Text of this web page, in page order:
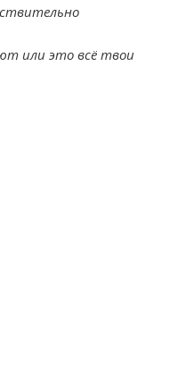
или это всё твои